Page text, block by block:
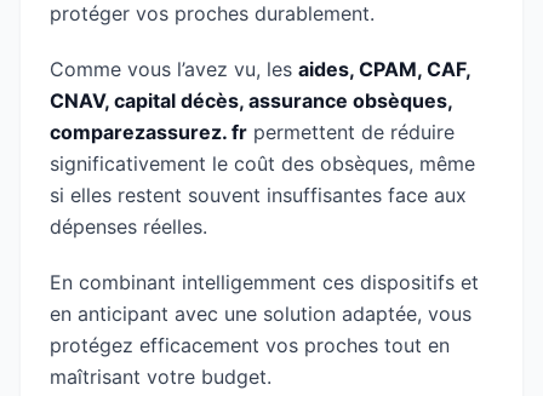
protéger vos proches durablement.
Comme vous l’avez vu, les aides, CPAM, CAF,
CNAV, capital décès, assurance obsèques,
comparezassurez. fr permettent de réduire
significativement le coût des obsèques, même
si elles restent souvent insuffisantes face aux
dépenses réelles.
En combinant intelligemment ces dispositifs et
en anticipant avec une solution adaptée, vous
protégez efficacement vos proches tout en
maîtrisant votre budget.